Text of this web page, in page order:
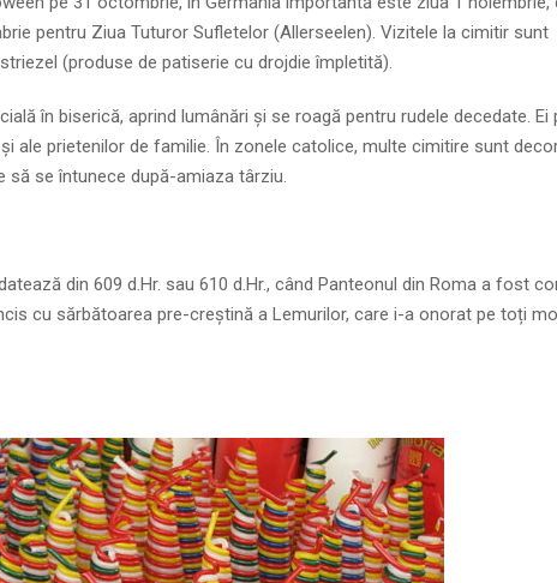
pentru Ziua Tuturor Sufletelor (Allerseelen). Vizitele la cimitir sunt
(produse de patiserie cu drojdie împletită).
în biserică, aprind lumânări și se roagă pentru rudele decedate. Ei
ale prietenilor de familie. În zonele catolice, multe cimitire sunt
să se întunece după-amiaza târziu.
din 609 d.Hr. sau 610 d.Hr., când Panteonul din Roma a fost
cu sărbătoarea pre-creștină a Lemurilor, care i-a onorat pe toți